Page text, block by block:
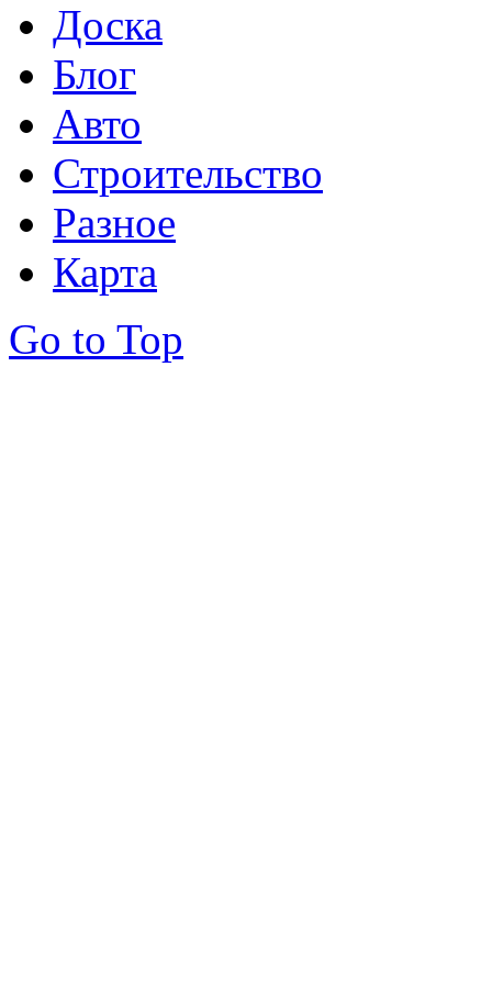
Доска
Блог
Авто
Строительство
Разное
Карта
Go to Top